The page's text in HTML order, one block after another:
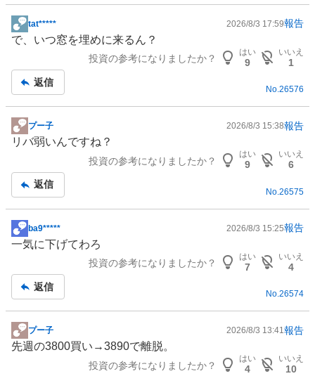
掲
示
事
tat***** 2026/8/3 17:59報告
で、いつ窓を埋めに来るん？
投資の参考になりましたか？
はい
9
いいえ
1
返信
No.26576
掲
示
事
プー子 2026/8/3 15:38報告
リバ弱いんですね？
投資の参考になりましたか？
はい
9
いいえ
6
返信
No. 26575
掲
事
ba9***** 2026/8/3 15:25報告
一気に下げてわろ
投資の参考になりましたか？
はい
7
いいえ
4
返信
No.26574
掲
示
プー子 2026/8/3 13:41報告
先週の3800買い→3890で離脱。
投資の参考になりましたか？
はい
4
いいえ
10